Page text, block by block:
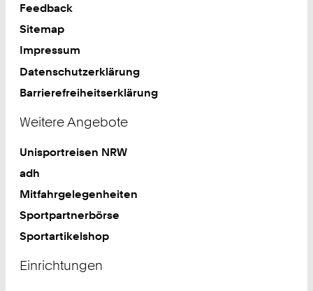
Feedback
Sitemap
Impressum
Datenschutzerklärung
Barrierefreiheitserklärung
Weitere Angebote
Unisportreisen NRW
adh
Mitfahrgelegenheiten
Sportpartnerbörse
Sportartikelshop
Einrichtungen